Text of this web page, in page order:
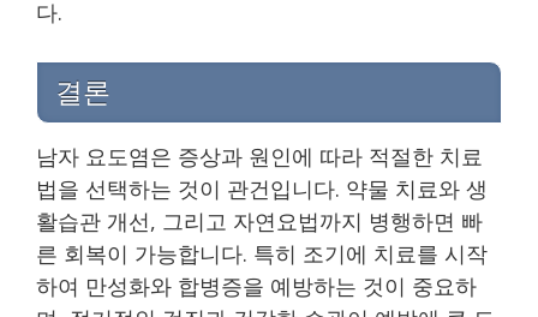
다.
결론
남자 요도염은 증상과 원인에 따라 적절한 치료
법을 선택하는 것이 관건입니다. 약물 치료와 생
활습관 개선, 그리고 자연요법까지 병행하면 빠
른 회복이 가능합니다. 특히 조기에 치료를 시작
하여 만성화와 합병증을 예방하는 것이 중요하